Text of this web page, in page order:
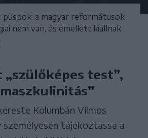
püspök: a magyar reformátusok
nem van, és emellett kiállnak
test”,
Kolumbán Vilmos
tájékoztassa a